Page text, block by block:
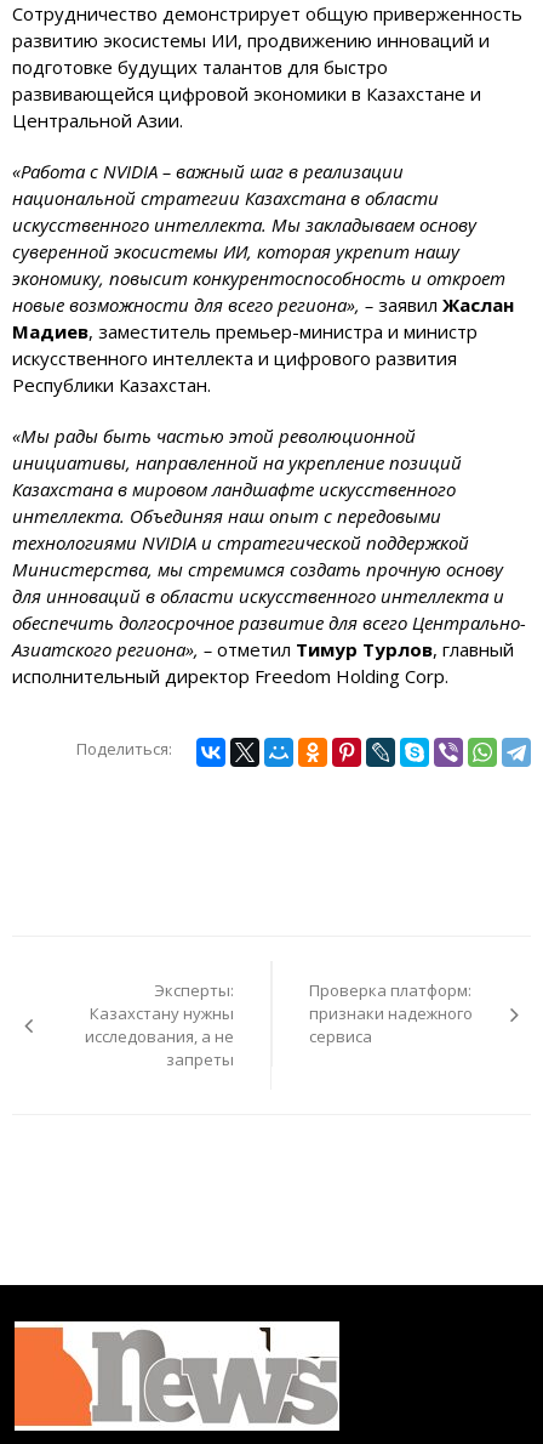
Сотрудничество демонстрирует общую приверженность
развитию экосистемы ИИ, продвижению инноваций и
подготовке будущих талантов для быстро
развивающейся цифровой экономики в Казахстане и
Центральной Азии.
«Работа с NVIDIA – важный шаг в реализации
национальной стратегии Казахстана в области
искусственного интеллекта. Мы закладываем основу
суверенной экосистемы ИИ, которая укрепит нашу
экономику, повысит конкурентоспособность и откроет
новые возможности для всего региона», – заявил Жаслан
Мадиев, заместитель премьер-министра и министр
искусственного интеллекта и цифрового развития
Республики Казахстан.
«Мы рады быть частью этой революционной
инициативы, направленной на укрепление позиций
Казахстана в мировом ландшафте искусственного
интеллекта. Объединяя наш опыт с передовыми
технологиями NVIDIA и стратегической поддержкой
Министерства, мы стремимся создать прочную основу
для инноваций в области искусственного интеллекта и
обеспечить долгосрочное развитие для всего Центрально-
Азиатского региона», – отметил Тимур Турлов, главный
исполнительный директор Freedom Holding Corp.
Поделиться:
записям
Эксперты:
Казахстану нужны
исследования, а не
запреты
Проверка платформ:
признаки надежного
сервиса